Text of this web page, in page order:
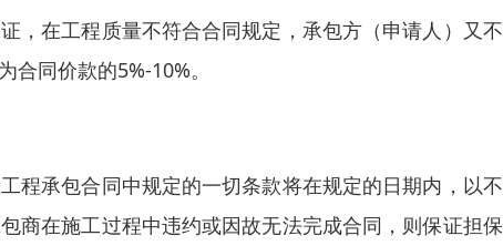
，在工程质量不符合合同规定，承包方（申请人）又
同价款的5%-10%。
程承包合同中规定的一切条款将在规定的日期内，以
商在施工过程中违约或因故无法完成合同，则保证担